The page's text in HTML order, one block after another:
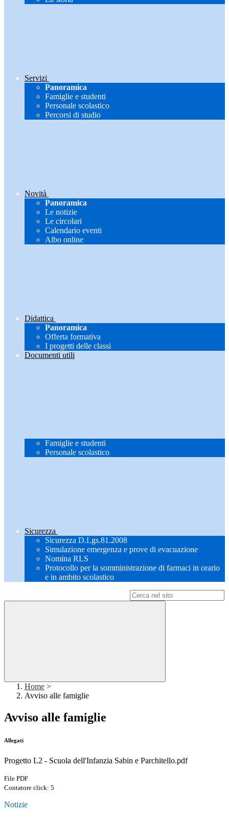
Servizi
Panoramica
Famiglie e studenti
Personale scolastico
Percorsi di studio
Novità
Panoramica
Le notizie
Le circolari
Calendario eventi
Albo online
Didattica
Panoramica
Offerta formativa
I progetti delle classi
Documenti utili
Famiglie e studenti
Personale scolastico
Sicurezza
Sicurezza D.Lgs.81.2008
Simulazione emergenza e prove di evacuazione
Nomina RLS
Protocollo per la somministrazione di farmaci in orario
e in ambito scolastico
Home >
Avviso alle famiglie
Avviso alle famiglie
Allegati
Progetto L2 - Scuola dell'Infanzia Sabin e Parchitello.pdf
File PDF
Contatore click: 5
Notizie